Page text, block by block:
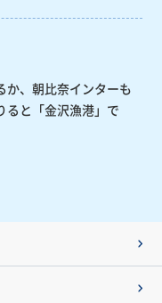
か、朝比奈インターも
ると「金沢漁港」で